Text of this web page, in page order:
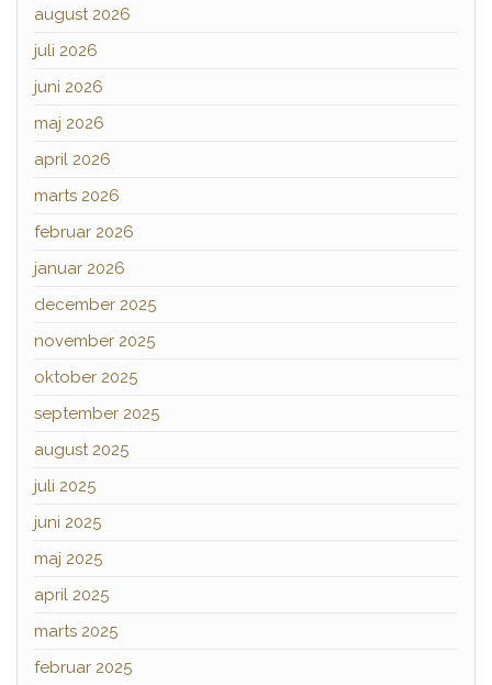
august 2026
juli 2026
juni 2026
maj 2026
april 2026
marts 2026
februar 2026
januar 2026
december 2025
november 2025
oktober 2025
september 2025
august 2025
juli 2025
juni 2025
maj 2025
april 2025
marts 2025
februar 2025